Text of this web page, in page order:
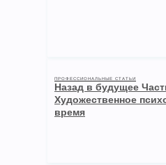
ПРОФЕССИОНАЛЬНЫЕ СТАТЬИ
Назад в будущее
Художественное
время